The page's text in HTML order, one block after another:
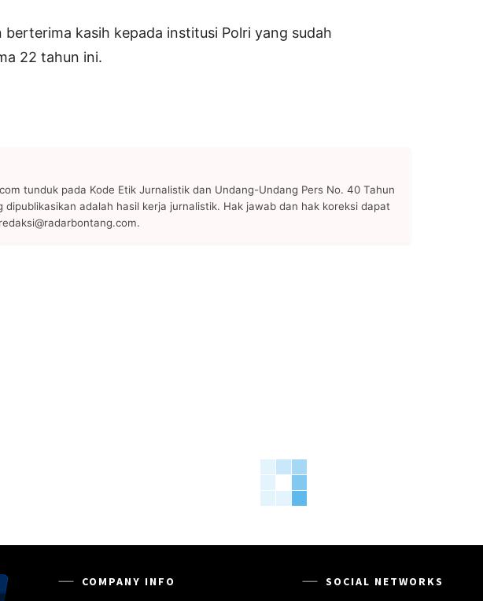
berterima kasih kepada institusi Polri yang sudah
22 tahun ini.
tunduk pada Kode Etik Jurnalistik dan Undang-Undang Pers No. 40 Tahun
dipublikasikan adalah hasil kerja jurnalistik. Hak jawab dan hak koreksi dapat